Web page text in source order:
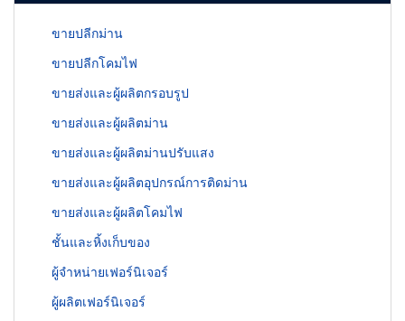
ขายปลีกม่าน
ขายปลีกโคมไฟ
ขายส่งและผู้ผลิตกรอบรูป
ขายส่งและผู้ผลิตม่าน
ขายส่งและผู้ผลิตม่านปรับแสง
ขายส่งและผู้ผลิตอุปกรณ์การติดม่าน
ขายส่งและผู้ผลิตโคมไฟ
ชั้นและหิ้งเก็บของ
ผู้จำหน่ายเฟอร์นิเจอร์
ผู้ผลิตเฟอร์นิเจอร์